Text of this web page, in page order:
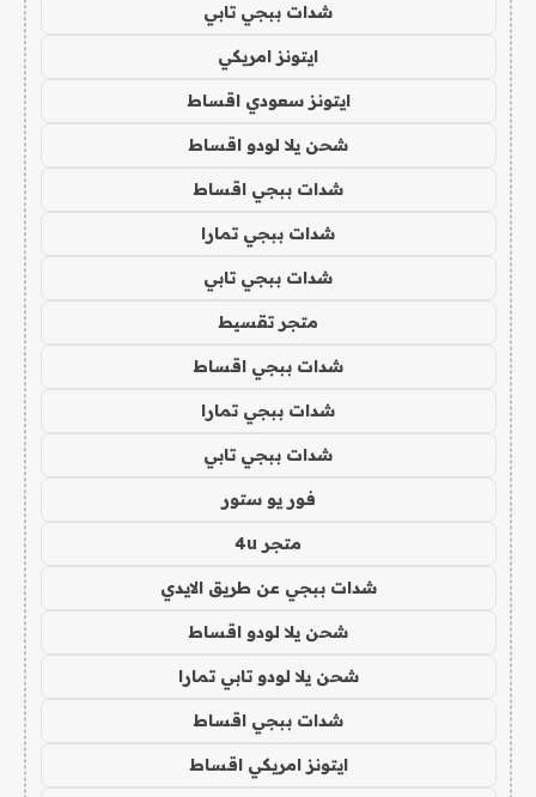
شدات ببجي تابي
ايتونز امريكي
ايتونز سعودي اقساط
شحن يلا لودو اقساط
شدات ببجي اقساط
شدات ببجي تمارا
شدات ببجي تابي
متجر تقسيط
شدات ببجي اقساط
شدات ببجي تمارا
شدات ببجي تابي
فور يو ستور
متجر 4u
شدات ببجي عن طريق الايدي
شحن يلا لودو اقساط
شحن يلا لودو تابي تمارا
شدات ببجي اقساط
ايتونز امريكي اقساط